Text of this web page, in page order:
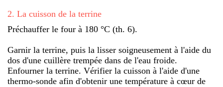
2. La cuisson de la terrine
Préchauffer le four à 180 °C (th. 6).
Garnir la terrine, puis la lisser soigneusement à l'aide du
dos d'une cuillère trempée dans de l'eau froide.
Enfourner la terrine. Vérifier la cuisson à l'aide d'une
thermo-sonde afin d'obtenir une température à cœur de